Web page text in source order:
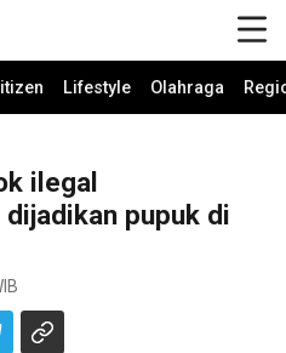
Lifestyle Olahraga
ilegal
pupuk di